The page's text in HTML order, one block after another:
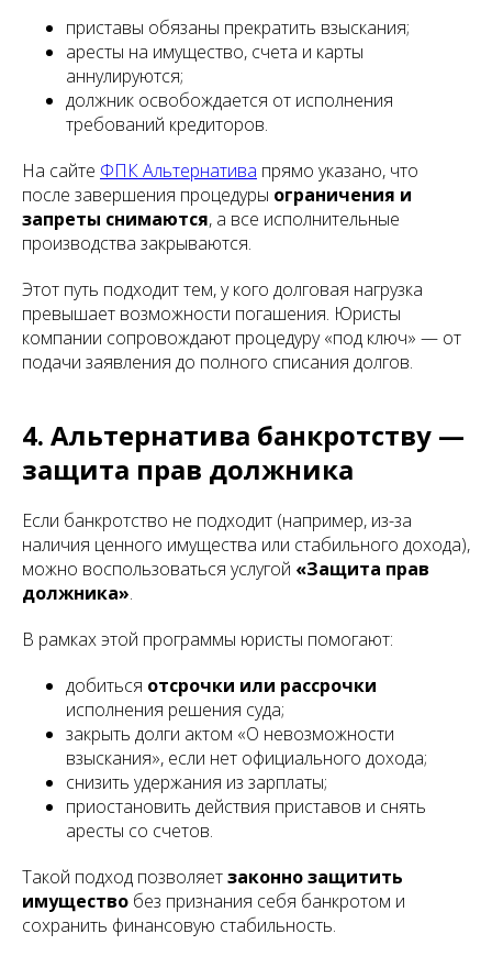
приставы обязаны прекратить взыскания;
аресты на имущество, счета и карты
аннулируются;
должник освобождается от исполнения
требований кредиторов.
На сайте ФПК Альтернатива прямо указано, что
после завершения процедуры ограничения и
запреты снимаются, а все исполнительные
производства закрываются.
Этот путь подходит тем, у кого долговая нагрузка
превышает возможности погашения. Юристы
компании сопровождают процедуру «под ключ» — от
подачи заявления до полного списания долгов.
4. Альтернатива банкротству —
защита прав должника
Если банкротство не подходит (например, из-за
наличия ценного имущества или стабильного дохода),
можно воспользоваться услугой «Защита прав
должника».
В рамках этой программы юристы помогают:
добиться отсрочки или рассрочки
исполнения решения суда;
закрыть долги актом «О невозможности
взыскания», если нет официального дохода;
снизить удержания из зарплаты;
приостановить действия приставов и снять
аресты со счетов.
Такой подход позволяетзаконно защитить
имущество без признания себя банкротом и
сохранить финансовую стабильность.